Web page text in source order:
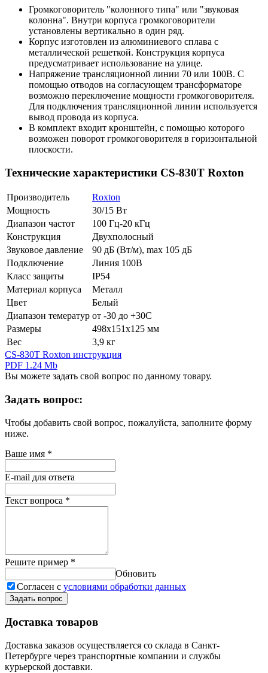
Громкоговоритель "колонного типа" или "звуковая
колонна". Внутри корпуса громкоговорители
установлены вертикально в один ряд.
Корпус изготовлен из алюминиевого сплава с
металлической решеткой. Конструкция корпуса
предусматривает использование на улице.
Напряжение трансляционной линии 70 или 100В. С
помощью отводов на согласующем трансформаторе
возможно переключение мощности громкоговорителя.
Для подключения трансляционной линии используется
вывод провода из корпуса.
В комплект входит кронштейн, с помощью которого
возможен поворот громкоговорителя в горизонтальной
плоскости.
Технические характеристики CS-830T Roxton
Производитель
Roxton
Мощность
30/15 Вт
Диапазон частот
100 Гц-20 кГц
Конструкция
Двухполосный
Звуковое давление
90 дБ (Вт/м), max 105 дБ
Подключение
Линия 100В
Класс защиты
IP54
Материал корпуса
Металл
Цвет
Белый
Диапазон темератур от -30 до +30С
Размеры
498х151х125 мм
Вес
3,9 кг
CS-830T Roxton инструкция
PDF 1.24 Mb
Вы можете задать свой вопрос по данному товару.
Задать вопрос:
Чтобы добавить свой вопрос, пожалуйста, заполните форму
ниже.
Ваше имя *
E-mail для ответа
Текст вопроса *
Решите пример *
Обновить
Согласен с условиями обработки данных
Задать вопрос
Доставка товаров
Доставка заказов осуществляется со склада в Санкт-
Петербурге через транспортные компании и службы
курьерской доставки.